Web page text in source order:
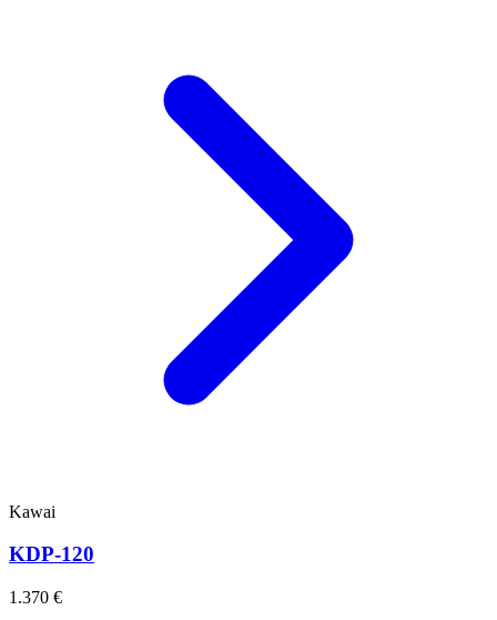
Kawai
KDP-120
1.370 €